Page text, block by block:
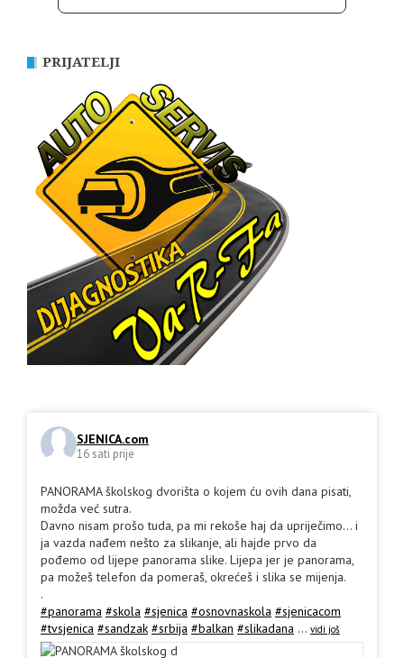
PRIJATELJI
SJENICA.com
16 sati prije
PANORAMA školskog dvorišta o kojem ću ovih dana pisati,
možda već sutra.
Davno nisam prošo tuda, pa mi rekoše haj da upriječimo... i
ja vazda nađem nešto za slikanje, ali hajde prvo da
pođemo od lijepe panorama slike. Lijepa jer je panorama,
pa možeš telefon da pomeraš, okrećeš i slika se mijenja.
.
#panorama #skola #sjenica #osnovnaskola #sjenicacom
#tvsjenica #sandzak #srbija #balkan #slikadana ... vidi još